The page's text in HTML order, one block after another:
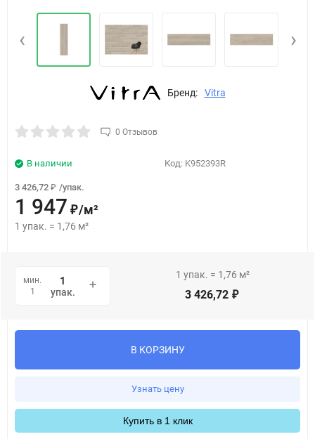
‹ ›
Бренд: Vitra
0 Отзывов
Код: K952393R
В наличии
3 426,72 ₽ /упак.
1 947 ₽/м²
1 упак. = 1,76 м²
мин.
1
упак.
1 упак. = 1,76 м²
3 426,72 ₽
В КОРЗИНУ
Узнать цену
Купить в 1 клик